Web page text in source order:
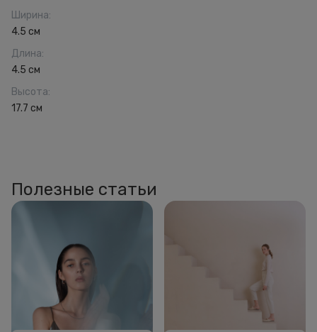
Ширина:
4.5 см
Длина:
4.5 см
Высота:
17.7 см
Полезные статьи